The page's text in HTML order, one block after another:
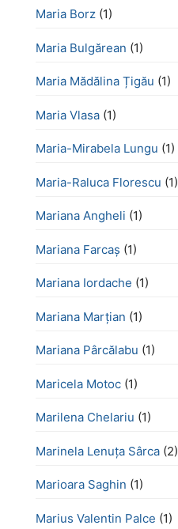
Maria Borz (1)
Maria Bulgărean (1)
Maria Mădălina Țigău (1)
Maria Vlasa (1)
Maria-Mirabela Lungu (1)
Maria-Raluca Florescu (1)
Mariana Angheli (1)
Mariana Farcaș (1)
Mariana Iordache (1)
Mariana Marțian (1)
Mariana Pârcălabu (1)
Maricela Motoc (1)
Marilena Chelariu (1)
Marinela Lenuța Sârca (2)
Marioara Saghin (1)
Marius Valentin Palce (1)